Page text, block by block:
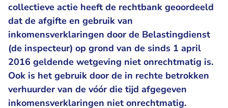
collectieve actie heeft de rechtbank geoordeeld
dat de afgifte en gebruik van
inkomensverklaringen door de Belastingdienst
(de inspecteur) op grond van de sinds 1 april
2016 geldende wetgeving niet onrechtmatig is.
Ook is het gebruik door de in rechte betrokken
verhuurder van de vóór die tijd afgegeven
inkomensverklaringen niet onrechtmatig.